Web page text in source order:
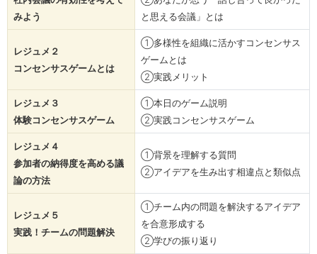
みよう
と思える会議」とは
レジュメ２
コンセンサスゲームとは
①多様性を組織に活かすコンセンサス
ゲームとは
②実践メリット
レジュメ３
体験コンセンサスゲーム
①本日のゲーム説明
②実践コンセンサスゲーム
レジュメ４
参加者の納得度を高める議
論の方法
①背景を理解する質問
②アイデアを生み出す相違点と類似点
レジュメ５
実践！チームの問題解決
①チーム内の問題を解決するアイデア
を合意形成する
②学びの振り返り